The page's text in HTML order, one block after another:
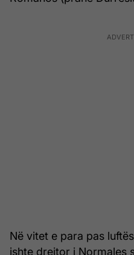
Në vitet e para pas
ishte drejtor i Normales